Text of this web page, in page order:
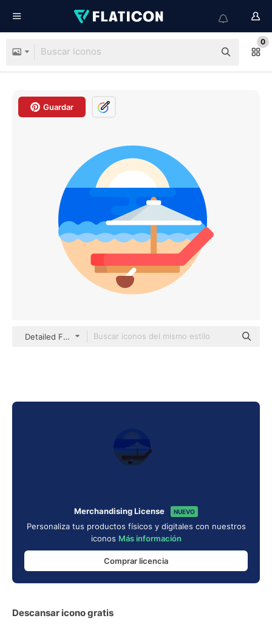
0
Guardar
Detailed Flat Circular Flat
Merchandising License NUEVO
Personaliza tus productos físicos y digitales con nuestros
iconos Más información
Comprar licencia
Descansar icono gratis